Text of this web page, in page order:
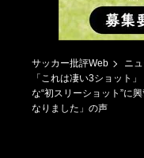
サッカー批評Web ニ
「これは凄い3ショット
な“初スリーショット”に
なりました」の声